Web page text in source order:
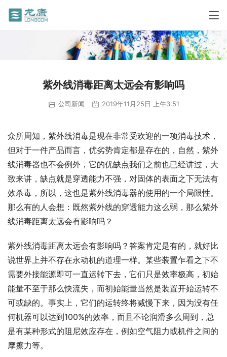
紫外线消毒距离太远会有影响吗
公司新闻 2019年11月25日 上午3:51
众所周知，紫外线消毒是现在非常受欢迎的一项消毒技术，
但对于一件产品而言，优劣势肯定都是存在的，自然，紫外
线消毒器也不会例外，它的优缺点我们之前也已经讲过，大
致来讲，缺点就是穿透能力不强，对固体的表面之下无法有
效杀毒，所以，这也是紫外线消毒器的使用的一个局限性。
那么有的人会想：既然紫外线的穿透能力这么弱，那么紫外
线消毒距离太远会有影响吗？
紫外线消毒距离太远会有影响吗？答案肯定是有的，就好比
说世界上并不存在永动机的道理一样。某些装置乍看之下不
需要外接能源即可一直运转下去，它们只是效率极高，初始
能量不至于那么快流失，而初始能量当然是装置开始运转不
可或缺的。事实上，它们的运转终将减慢下来，因为没有任
何机器可以达到100%的效率，而且不论润滑多么周到，总
是有某种形式的阻尼效应存在，例如空气阻力或机件之间的
摩擦力等。